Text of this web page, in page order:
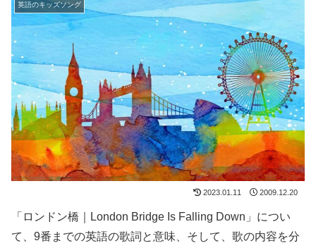
英語のキッズソング
2023.01.11 2009.12.20
「ロンドン橋｜London Bridge Is Falling Down」につい
て、9番までの英語の歌詞と意味、そして、歌の内容を分